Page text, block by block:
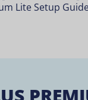
Lite Setup